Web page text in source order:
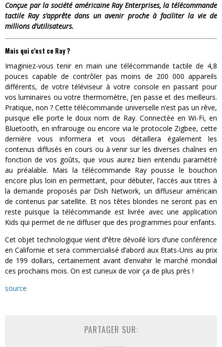
Conçue par la société américaine Ray Enterprises, la télécommande
tactile Ray s’apprête dans un avenir proche à faciliter la vie de
millions d’utilisateurs.
Mais qui c’est ce Ray ?
Imaginiez-vous tenir en main une télécommande tactile de 4,8
pouces capable de contrôler pas moins de 200 000 appareils
différents, de votre téléviseur à votre console en passant pour
vos luminaires ou votre thermomètre, j’en passe et des meilleurs.
Pratique, non ? Cette télécommande universelle n’est pas un rêve,
puisque elle porte le doux nom de Ray. Connectée en Wi-Fi, en
Bluetooth, en infrarouge ou encore via le protocole Zigbee, cette
dernière vous informera et vous détaillera également les
contenus diffusés en cours ou à venir sur les diverses chaînes en
fonction de vos goûts, que vous aurez bien entendu paramétré
au préalable. Mais la télécommande Ray pousse le bouchon
encore plus loin en permettant, pour débuter, l’accès aux titres à
la demande proposés par Dish Network, un diffuseur américain
de contenus par satellite. Et nos têtes blondes ne seront pas en
reste puisque la télécommande est livrée avec une application
Kids qui permet de ne diffuser que des programmes pour enfants.
Cet objet technologique vient d’’être dévoilé lors d’une conférence
en Californie et sera commercialisé d’abord aux Etats-Unis au prix
de 199 dollars, certainement avant d’envahir le marché mondial
ces prochains mois. On est curieux de voir ça de plus près !
source
PARTAGER SUR: